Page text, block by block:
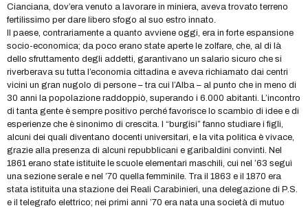
Cianciana, dov’era venuto a lavorare in miniera, aveva trovato terreno
fertilissimo per dare libero sfogo al suo estro innato.
Il paese, contrariamente a quanto avviene oggi, era in forte espansione
socio-economica; da poco erano state aperte le zolfare, che, al di là
dello sfruttamento degli addetti, garantivano un salario sicuro che si
riverberava su tutta l’economia cittadina e aveva richiamato dai centri
vicini un gran nugolo di persone – tra cui l’Alba – al punto che in meno di
30 anni la popolazione raddoppiò, superando i 6.000 abitanti. L’incontro
di tanta gente è sempre positivo perché favorisce lo scambio di idee e di
esperienze che è sinonimo di crescita. I “burgisi” fanno studiare i figli,
alcuni dei quali diventano docenti universitari, e la vita politica è vivace,
grazie alla presenza di alcuni repubblicani e garibaldini convinti. Nel
1861 erano state istituite le scuole elementari maschili, cui nel ’63 seguì
una sezione serale e nel ’70 quella femminile. Tra il 1863 e il 1870 era
stata istituita una stazione dei Reali Carabinieri, una delegazione di P.S.
e il telegrafo elettrico; nei primi anni ’70 era nata una società di mutuo